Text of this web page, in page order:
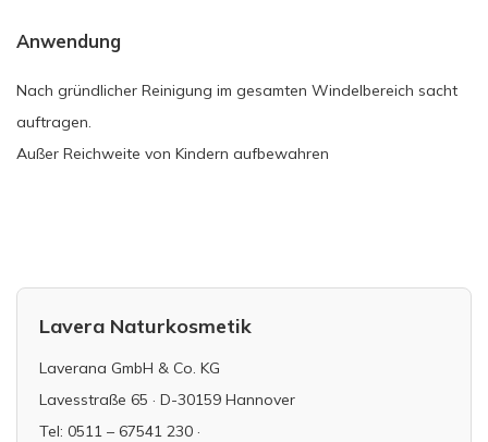
Anwendung
Nach gründlicher Reinigung im gesamten Windelbereich sacht
auftragen.
Außer Reichweite von Kindern aufbewahren
Lavera Naturkosmetik
Laverana GmbH & Co. KG
Lavesstraße 65 · D-30159 Hannover
Tel: 0511 – 67541 230 ·